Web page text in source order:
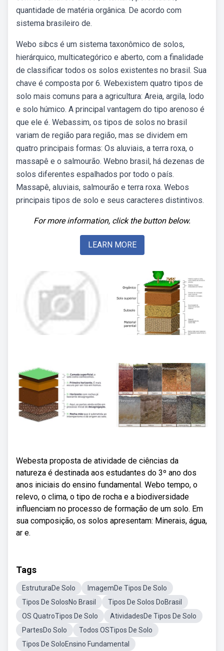
quantidade de matéria orgânica. De acordo com
sistema brasileiro de.
Webo sibcs é um sistema taxonômico de solos,
hierárquico, multicategórico e aberto, com a finalidade
de classificar todos os solos existentes no brasil. Sua
chave é composta por 6. Webexistem quatro tipos de
solo mais comuns para a agricultura: Areia, argila, lodo
e solo húmico. A principal vantagem do tipo arenoso é
que ele é. Webassim, os tipos de solos no brasil
variam de região para região, mas se dividem em
quatro principais formas: Os aluviais, a terra roxa, o
massapê e o salmourão. Webno brasil, há dezenas de
solos diferentes espalhados por todo o país.
Massapê, aluviais, salmourão e terra roxa. Webos
principais tipos de solo e seus caracteres distintivos.
For more information, click the button below.
LEARN MORE
Webesta proposta de atividade de ciências da
natureza é destinada aos estudantes do 3º ano dos
anos iniciais do ensino fundamental. Webo tempo, o
relevo, o clima, o tipo de rocha e a biodiversidade
influenciam no processo de formação de um solo. Em
sua composição, os solos apresentam: Minerais, água,
ar e.
Tags
EstruturaDe Solo
ImagemDe Tipos De Solo
Tipos De SolosNo Brasil
Tipos De Solos DoBrasil
OS QuatroTipos De Solo
AtividadesDe Tipos De Solo
PartesDo Solo
Todos OSTipos De Solo
Tipos De SoloEnsino Fundamental